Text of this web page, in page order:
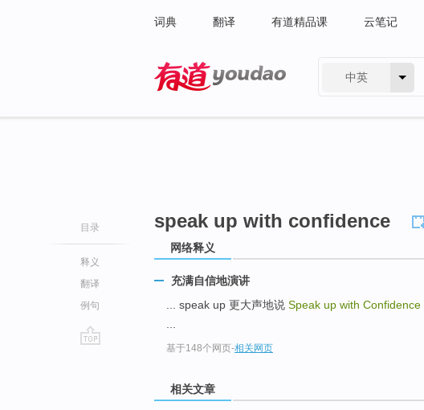
词典 翻译 有道精品课 云笔记
中英
目录
释义
翻译
例句
speak up with confidence
网络释义
充满自信地演讲
... speak up 更大声地说 Speak up with Confidence
基于148个网页-相关网页
相关文章